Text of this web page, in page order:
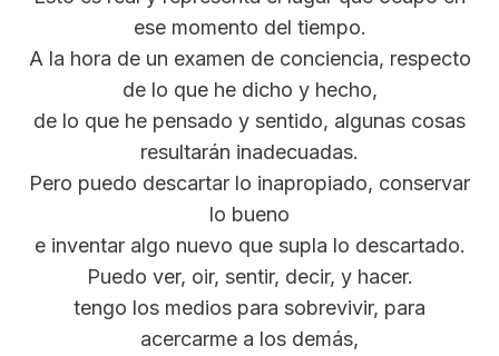
ese momento del tiempo.
A la hora de un examen de conciencia, respecto
de lo que he dicho y hecho,
de lo que he pensado y sentido, algunas cosas
resultarán inadecuadas.
Pero puedo descartar lo inapropiado, conservar
lo bueno
e inventar algo nuevo que supla lo descartado.
Puedo ver, oir, sentir, decir, y hacer.
tengo los medios para sobrevivir, para
acercarme a los demás,